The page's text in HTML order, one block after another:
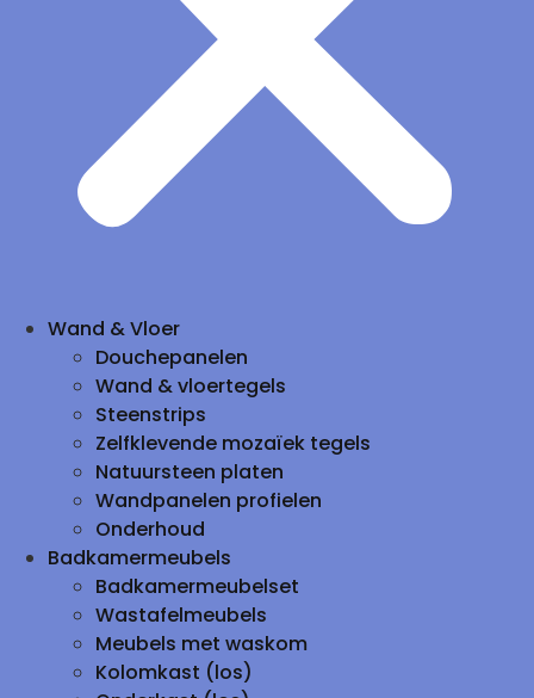
Wand & Vloer
Douchepanelen
Wand & vloertegels
Steenstrips
Zelfklevende mozaïek tegels
Natuursteen platen
Wandpanelen profielen
Onderhoud
Badkamermeubels
Badkamermeubelset
Wastafelmeubels
Meubels met waskom
Kolomkast (los)